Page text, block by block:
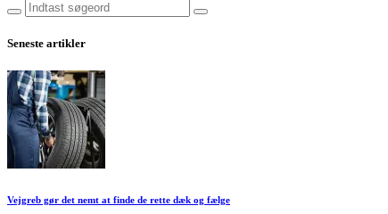
Seneste artikler
Vejgreb gør det nemt at finde de rette dæk og fælge